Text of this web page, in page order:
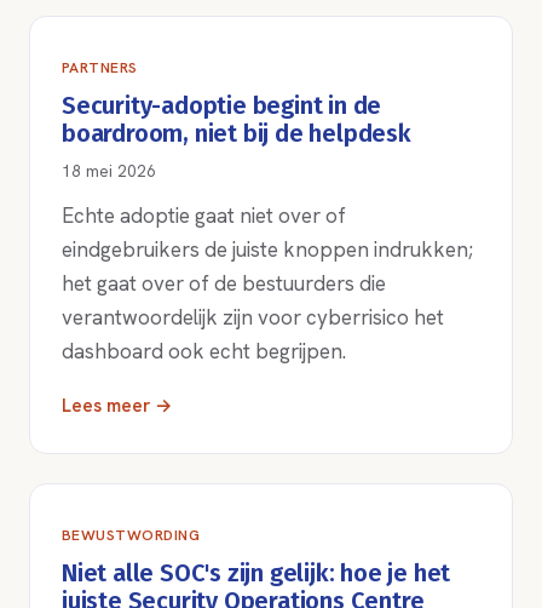
PARTNERS
Security-adoptie begint in de
boardroom, niet bij de helpdesk
18 mei 2026
Echte adoptie gaat niet over of
eindgebruikers de juiste knoppen indrukken;
het gaat over of de bestuurders die
verantwoordelijk zijn voor cyberrisico het
dashboard ook echt begrijpen.
Lees meer →
BEWUSTWORDING
Niet alle SOC's zijn gelijk: hoe je het
juiste Security Operations Centre